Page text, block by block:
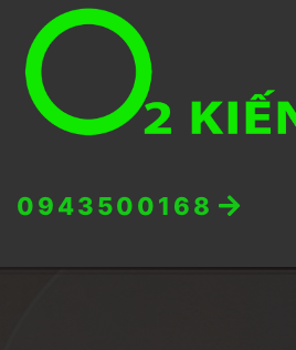
0943500168